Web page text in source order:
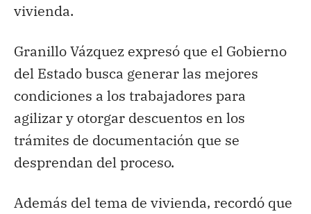
vivienda.
Granillo Vázquez expresó que el Gobierno
del Estado busca generar las mejores
condiciones a los trabajadores para
agilizar y otorgar descuentos en los
trámites de documentación que se
desprendan del proceso.
Además del tema de vivienda, recordó que